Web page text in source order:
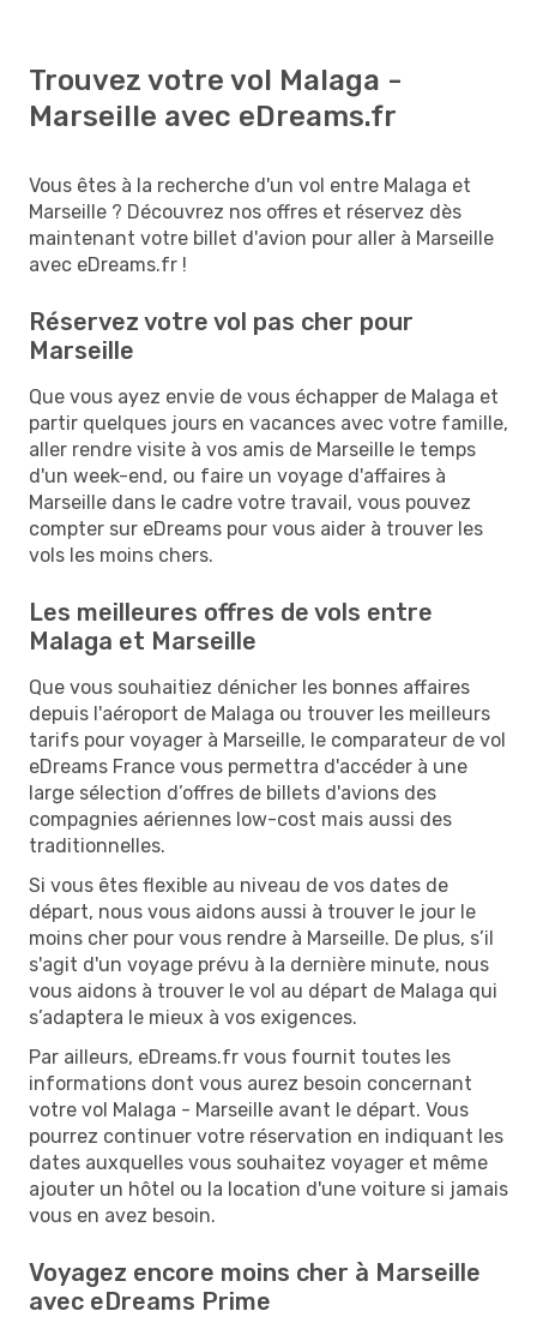
Trouvez votre vol Malaga -
Marseille avec eDreams.fr
Vous êtes à la recherche d'un vol entre Malaga et
Marseille ? Découvrez nos offres et réservez dès
maintenant votre billet d'avion pour aller à Marseille
avec eDreams.fr !
Réservez votre vol pas cher pour
Marseille
Que vous ayez envie de vous échapper de Malaga et
partir quelques jours en vacances avec votre famille,
aller rendre visite à vos amis de Marseille le temps
d'un week-end, ou faire un voyage d'affaires à
Marseille dans le cadre votre travail, vous pouvez
compter sur eDreams pour vous aider à trouver les
vols les moins chers.
Les meilleures offres de vols entre
Malaga et Marseille
Que vous souhaitiez dénicher les bonnes affaires
depuis l'aéroport de Malaga ou trouver les meilleurs
tarifs pour voyager à Marseille, le comparateur de vol
eDreams France vous permettra d'accéder à une
large sélection d’offres de billets d'avions des
compagnies aériennes low-cost mais aussi des
traditionnelles.
Si vous êtes flexible au niveau de vos dates de
départ, nous vous aidons aussi à trouver le jour le
moins cher pour vous rendre à Marseille. De plus, s’il
s'agit d'un voyage prévu à la dernière minute, nous
vous aidons à trouver le vol au départ de Malaga qui
s’adaptera le mieux à vos exigences.
Par ailleurs, eDreams.fr vous fournit toutes les
informations dont vous aurez besoin concernant
votre vol Malaga - Marseille avant le départ. Vous
pourrez continuer votre réservation en indiquant les
dates auxquelles vous souhaitez voyager et même
ajouter un hôtel ou la location d'une voiture si jamais
vous en avez besoin.
Voyagez encore moins cher à Marseille
avec eDreams Prime